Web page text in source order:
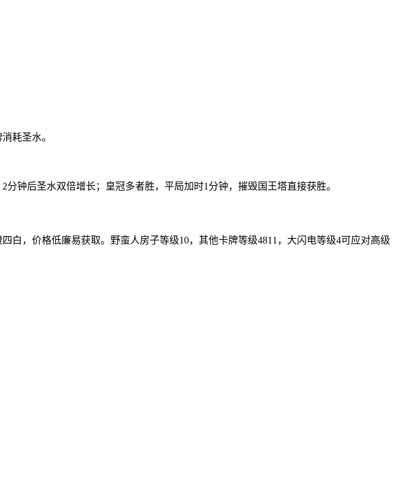
耗圣水。
钟后圣水双倍增长；皇冠多者胜，平局加时1分钟，摧毁国王塔直接获胜。
，价格低廉易获取。野蛮人房子等级10，其他卡牌等级4811，大闪电等级4可应对高级